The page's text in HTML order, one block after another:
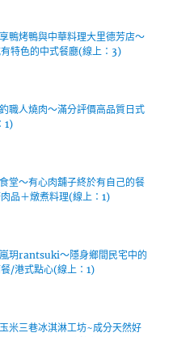
鴨烤鴨與中華料理大里德芳店～
特色的中式餐廳(線上：3)
職人燒肉～滿分評價高品質日式
1)
堂～有心肉舖子終於有自己的餐
品＋燉煮料理(線上：1)
玥rantsuki～隱身鄉間民宅中的
/港式點心(線上：1)
米三巷冰淇淋工坊~成分天然好